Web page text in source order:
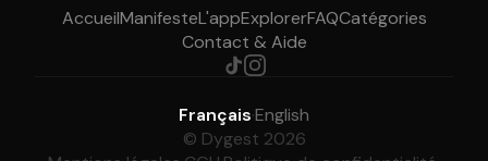
AccueilManifesteL'appExplorerFAQCatégories
Contact & Aide
Français·English
© Dygest 2026